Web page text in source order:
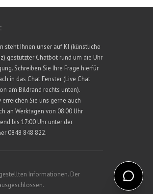
steht Ihnen unser auf KI (künstliche
gestützter Chatbot rund um die Uhr
Schreiben Sie Ihre Frage hierfür
in das Chat Fenster (Live Chat
am Bildrand rechts unten).
Sie uns gerne auch
an Werktagen von 08:00 Uhr
bis 17:00 Uhr unter der
0848 848 822.
Informationen. Der